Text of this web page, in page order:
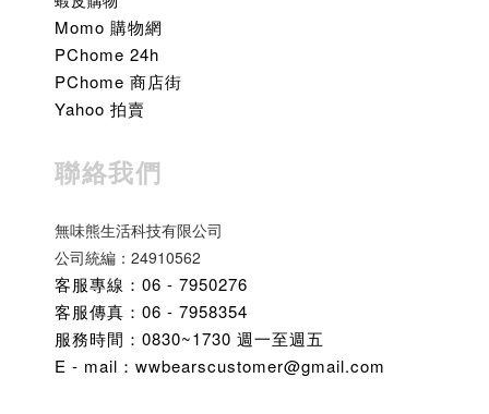
Momo 購物網
PChome 24h
PChome 商店街
Yahoo 拍賣
聯絡我們
無味熊生活科技有限公司
公司統編：24910562
客服專線：06 - 7950276
客服傳真：06 - 7958354
服務時間：0830~1730 週一至週五
E - mail：wwbearscustomer@gmail.com